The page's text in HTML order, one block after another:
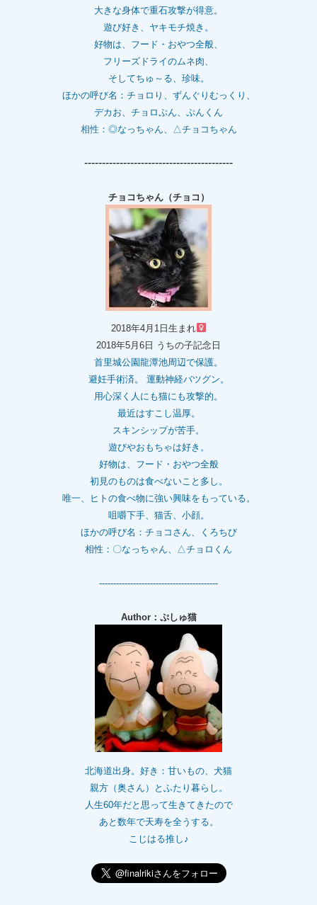
大きな身体で重石攻撃が得意。
遊び好き、ヤキモチ焼き。
好物は、フード・おやつ全般、
フリーズドライのムネ肉、
そしてちゅ～る、珍味。
ほかの呼び名：チョロり、ずんぐりむっくり、
デカお、チョロぷん、ぷんくん
相性： ◎なっちゃん、△チョコちゃん
------------------------------------------
チョコちゃん（チョコ）
2018年4月1日生まれ
2018年5月6日 うちの子記念日
首里城公園龍潭池周辺で保護。
避妊手術済。 運動神経バツグン。
用心深く人にも猫にも攻撃的。
最近はすこし温厚。
スキンシップが苦手。
遊びやおもちゃは好き。
好物は、フード・おやつ全般
初見のものは食べないこと多し。
唯一、ヒトの食べ物に強い興味をもっている。
咀嚼下手、猫舌、小顔。
ほかの呼び名：チョコさん、くろちび
相性：〇なっちゃん、△チョロくん
------------------------------------------
Author：ぷしゅ猫
北海道出身。好き：甘いもの、犬猫
親方（奥さん）とふたり暮らし。
人生60年だと思って生きてきたので
あと数年で天寿を全うする。
こじはる推し♪